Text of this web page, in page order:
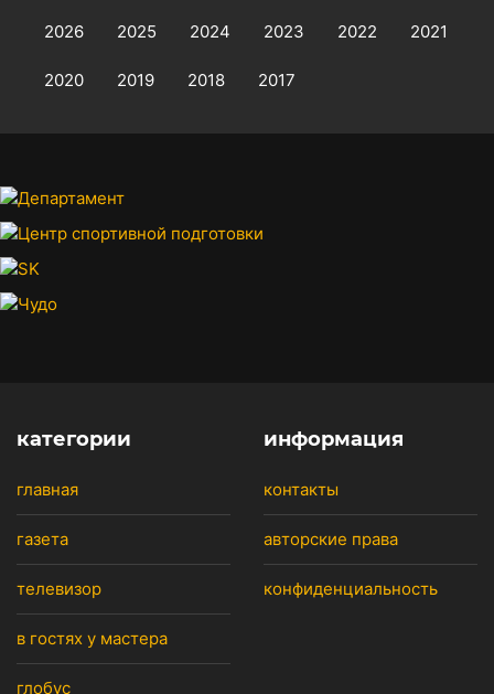
2026 2025 2024 2023 2022 2021
2020 2019 2018 2017
категории
главная
газета
телевизор
в гостях у мастера
глобус
информация
контакты
авторские права
конфиденциальность